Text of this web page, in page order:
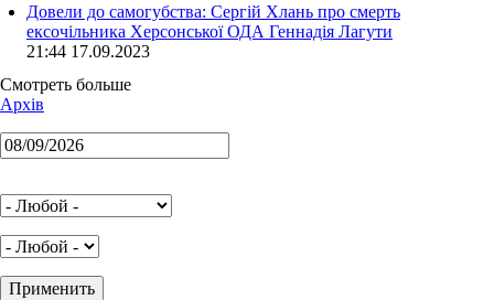
Довели до самогубства: Сергій Хлань про смерть
ексочільника Херсонської ОДА Геннадія Лагути
21:44 17.09.2023
Смотреть больше
Архів